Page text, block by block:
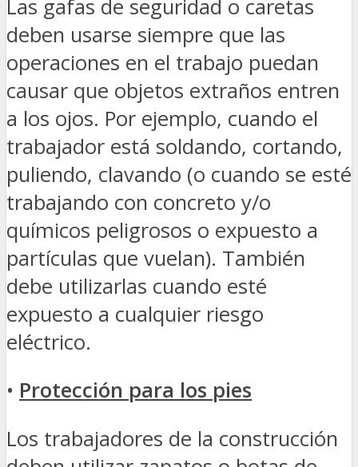
Las gafas de seguridad o caretas
deben usarse siempre que las
operaciones en el trabajo puedan
causar que objetos extraños entren
a los ojos. Por ejemplo, cuando el
trabajador está soldando, cortando,
puliendo, clavando (o cuando se esté
trabajando con concreto y/o
químicos peligrosos o expuesto a
partículas que vuelan). También
debe utilizarlas cuando esté
expuesto a cualquier riesgo
eléctrico.
• Protección para los pies
Los trabajadores de la construcción